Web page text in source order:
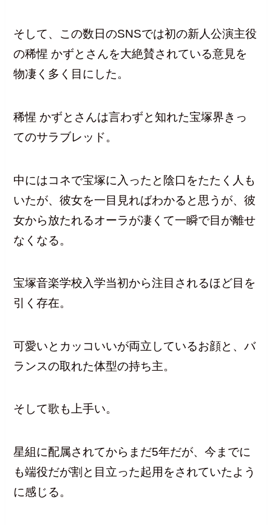
そして、この数日のSNSでは初の新人公演主役
の稀惺 かずとさんを大絶賛されている意見を
物凄く多く目にした。
稀惺 かずとさんは言わずと知れた宝塚界きっ
てのサラブレッド。
中にはコネで宝塚に入ったと陰口をたたく人も
いたが、彼女を一目見ればわかると思うが、彼
女から放たれるオーラが凄くて一瞬で目が離せ
なくなる。
宝塚音楽学校入学当初から注目されるほど目を
引く存在。
可愛いとカッコいいが両立しているお顔と、バ
ランスの取れた体型の持ち主。
そして歌も上手い。
星組に配属されてからまだ5年だが、今までに
も端役だが割と目立った起用をされていたよう
に感じる。